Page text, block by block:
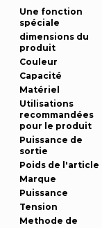
Une fonction
spéciale
dimensions du
produit
Couleur
Capacité
Matériel
Utilisations
recommandées
pour le produit
Puissance de
sortie
Poids de l'article
Marque
Puissance
Tension
Methode de